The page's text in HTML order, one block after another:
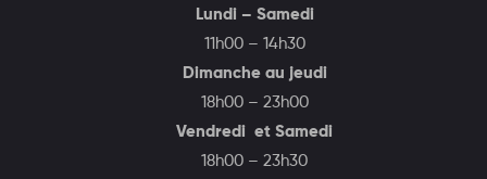
Lundi – Samedi
11h00 – 14h30
Dimanche au jeudi
18h00 – 23h00
Vendredi et Samedi
18h00 – 23h30